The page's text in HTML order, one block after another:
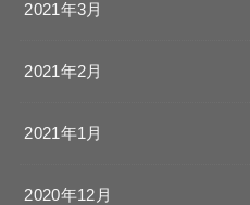
2021年3月
2021年2月
2021年1月
2020年12月